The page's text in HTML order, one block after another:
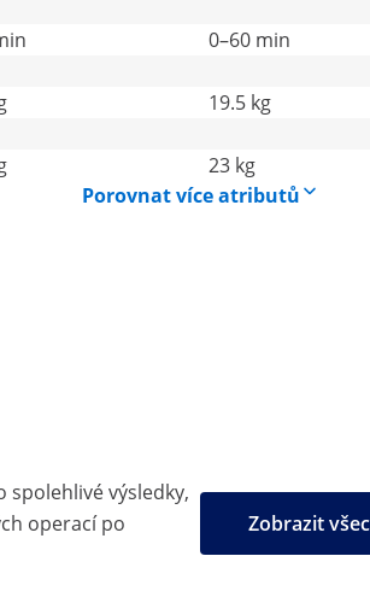
0–60 min
19.5 kg
23 kg
Porovnat více atributů
spolehlivé výsledky,
operací po
Zobrazit